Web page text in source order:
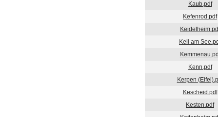
Kaub.pdf
Kefenrod.pdf
Kell am
Kenn.pdf
Kerpen
Kescheid.pdf
Kesten.pdf